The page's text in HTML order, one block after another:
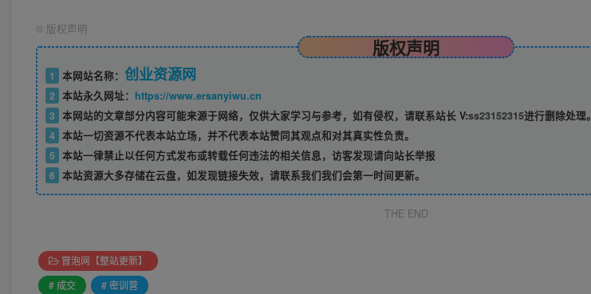
© 版权声明
版权声明
1 本网站名称： 创业资源网
2 本站永久网址： https://www.ersanyiwu.cn
3 本网站的文章部分内容可能来源于网络，仅供大家学习与参考，如有侵权，请联系站长 V:ss23152315进行删除处理。
4 本站一切资源不代表本站立场，并不代表本站赞同其观点和对其真实性负责。
5 本站一律禁止以任何方式发布或转载任何违法的相关信息，访客发现请向站长举报
6 本站资源大多存储在云盘，如发现链接失效，请联系我们我们会第一时间更新。
THE END
冒泡网【整站更新】
# 成交
# 密训营